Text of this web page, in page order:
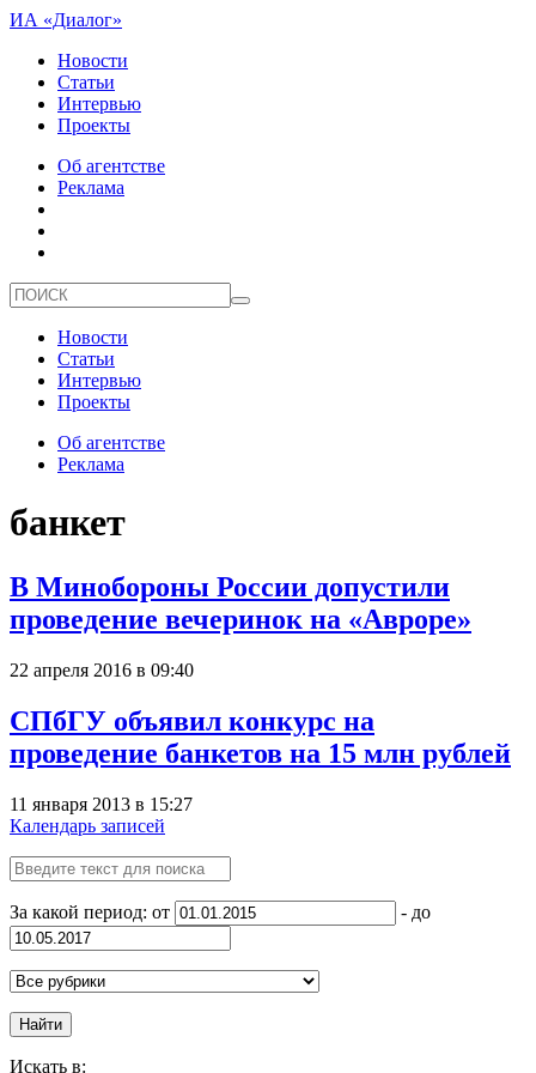
ИА «Диалог»
Новости
Статьи
Интервью
Проекты
Об агентстве
Реклама
Новости
Статьи
Интервью
Проекты
Об агентстве
Реклама
банкет
В Минобороны России допустили
проведение вечеринок на «Авроре»
22 апреля 2016 в 09:40
СПбГУ объявил конкурс на
проведение банкетов на 15 млн рублей
11 января 2013 в 15:27
Календарь записей
За какой период: от - до
Найти
Искать в: